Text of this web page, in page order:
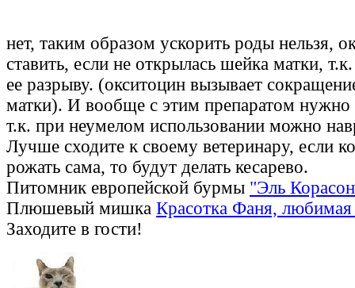
нет, таким образом ускорить роды нельзя,
ставить, если не открылась шейка матки,
ее разрыву. (окситоцин вызывает
матки). И вообще с этим препаратом нужно
т.к. при неумелом использовании можно
Лучше сходите к своему ветеринару, если
рожать сама, то будут делать кесарево.
Питомник европейской бурмы "Эль
Плюшевый мишка Красотка Фаня, любимая
Заходите в гости!